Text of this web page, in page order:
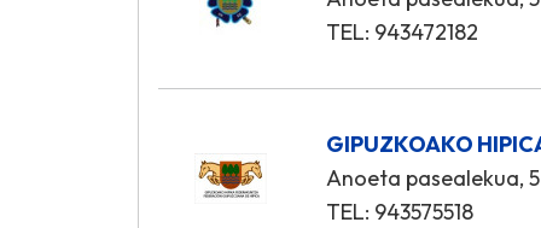
TEL: 943472182
GIPUZKOAKO
Anoeta pasealekua, 5
TEL: 943575518